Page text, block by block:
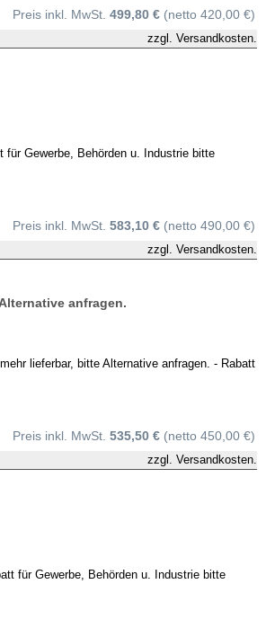
Preis inkl. MwSt. 499,80 € (netto 420,00 €)
zzgl. Versandkosten.
Gewerbe, Behörden u. Industrie bitte
Preis inkl. MwSt. 583,10 € (netto 490,00 €)
zzgl. Versandkosten.
anfragen.
lieferbar, bitte Alternative anfragen. - Rabatt
Preis inkl. MwSt. 535,50 € (netto 450,00 €)
zzgl. Versandkosten.
für Gewerbe, Behörden u. Industrie bitte